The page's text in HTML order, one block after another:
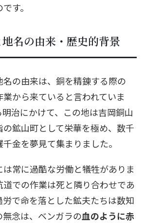
す。
名の由来・歴史的背景
名の由来は、銅を精錬する際の
業から来ていると言われていま
治にかけて、この地は吉岡銅山
鉱山町として栄華を極め、数千
金を夢見て集まりました。
は常に過酷な労働と犠牲がありま
道での作業は死と隣り合わせであ
労で命を落とした鉱夫たちは数知
念は、ベンガラの血のように赤